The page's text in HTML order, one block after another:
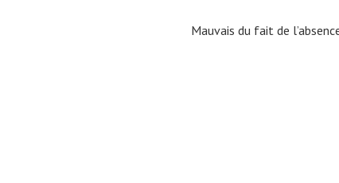
Mauvais du fait de